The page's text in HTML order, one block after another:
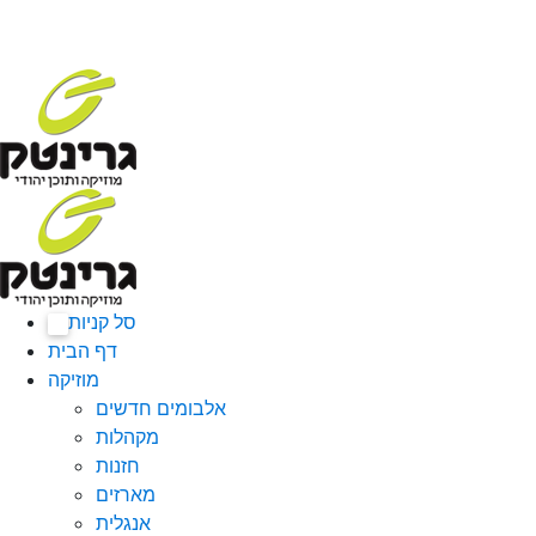
סל קניות
דף הבית
מוזיקה
אלבומים חדשים
מקהלות
חזנות
מארזים
אנגלית